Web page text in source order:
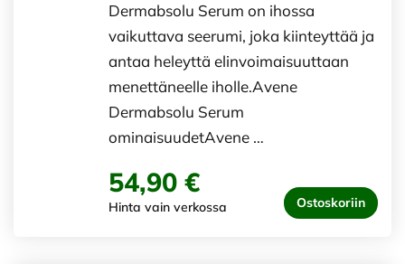
Dermabsolu Serum on ihossa
vaikuttava seerumi, joka kiinteyttää ja
antaa heleyttä elinvoimaisuuttaan
menettäneelle iholle.Avene
Dermabsolu Serum
ominaisuudetAvene …
54,90 €
Hinta vain verkossa Ostoskoriin